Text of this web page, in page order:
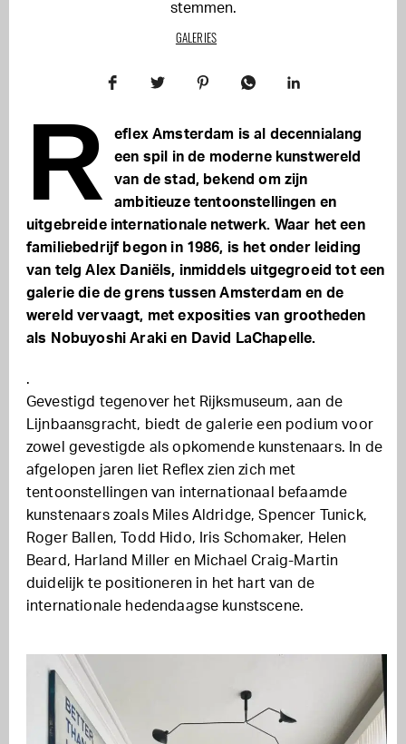
stemmen.
GALERIES
R
eflex Amsterdam is al decennialang
een spil in de moderne kunstwereld
van de stad, bekend om zijn
ambitieuze tentoonstellingen en
uitgebreide internationale netwerk. Waar het een
familiebedrijf begon in 1986, is het onder leiding
van telg Alex Daniëls, inmiddels uitgegroeid tot een
galerie die de grens tussen Amsterdam en de
wereld vervaagt, met exposities van grootheden
als Nobuyoshi Araki en David LaChapelle.
.
Gevestigd tegenover het Rijksmuseum, aan de
Lijnbaansgracht, biedt de galerie een podium voor
zowel gevestigde als opkomende kunstenaars. In de
afgelopen jaren liet Reflex zien zich met
tentoonstellingen van internationaal befaamde
kunstenaars zoals Miles Aldridge, Spencer Tunick,
Roger Ballen, Todd Hido, Iris Schomaker, Helen
Beard, Harland Miller en Michael Craig-Martin
duidelijk te positioneren in het hart van de
internationale hedendaagse kunstscene.